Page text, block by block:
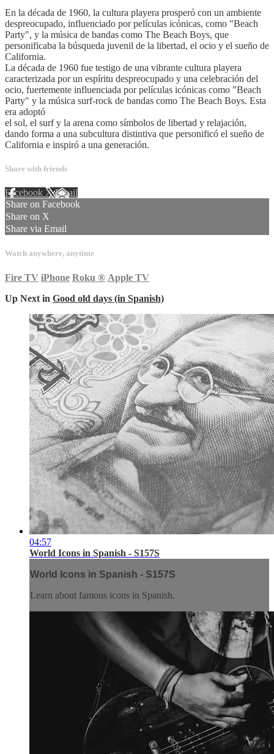
En la década de 1960, la cultura playera prosperó con un ambiente
despreocupado, influenciado por películas icónicas, como "Beach
Party", y la música de bandas como The Beach Boys, que
personificaba la búsqueda juvenil de la libertad, el ocio y el sueño de
California.
La década de 1960 fue testigo de una vibrante cultura playera
caracterizada por un espíritu despreocupado y una celebración del
ocio, fuertemente influenciada por películas icónicas como "Beach
Party" y la música surf-rock de bandas como The Beach Boys. Esta
era adoptó
el sol, el surf y la arena como símbolos de libertad y relajación,
dando forma a una subcultura distintiva que personificó el sueño de
California e inspiró a una generación.
Share with friends
Facebook XEmail
Share on Facebook
Share on X
Share via Email
Watch anywhere, anytime
Fire TV iPhone Roku ® Apple TV
Up Next in Good old days (in Spanish)
04:57
World Icons in Spanish - S157S
World Icons in Spanish - S157S
Learn about famous icons in Spanish.